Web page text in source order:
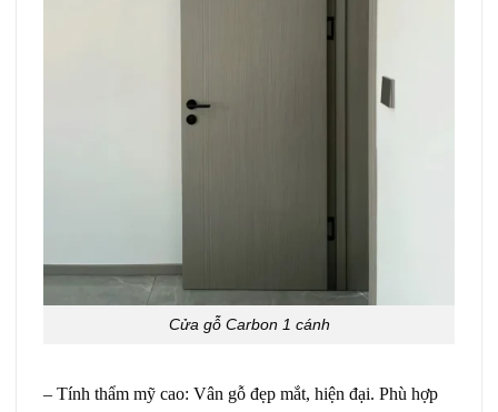
Cửa gỗ Carbon 1 cánh
– Tính thẩm mỹ cao: Vân gỗ đẹp mắt, hiện đại. Phù hợp